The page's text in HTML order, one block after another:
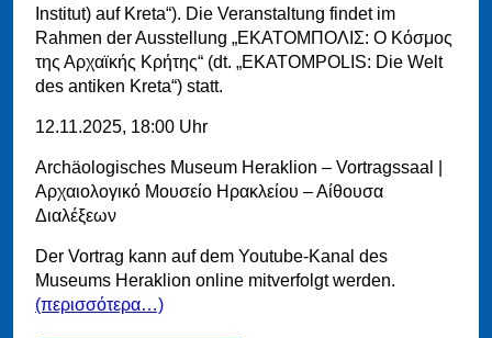
Institut) auf Kreta“). Die Veranstaltung findet im
Rahmen der Ausstellung „ΕΚΑΤΟΜΠΟΛΙΣ: Ο Κόσμος
της Αρχαϊκής Κρήτης“ (dt. „EKATOMPOLIS: Die Welt
des antiken Kreta“) statt.
12.11.2025, 18:00 Uhr
Archäologisches Museum Heraklion – Vortragssaal |
Αρχαιολογικό Μουσείο Ηρακλείου – Αίθουσα
Διαλέξεων
Der Vortrag kann auf dem Youtube-Kanal des
Museums Heraklion online mitverfolgt werden.
(περισσότερα…)